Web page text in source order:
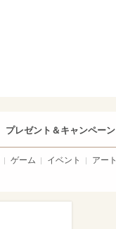
プレゼント＆キャンペーン
ゲーム イベント アート